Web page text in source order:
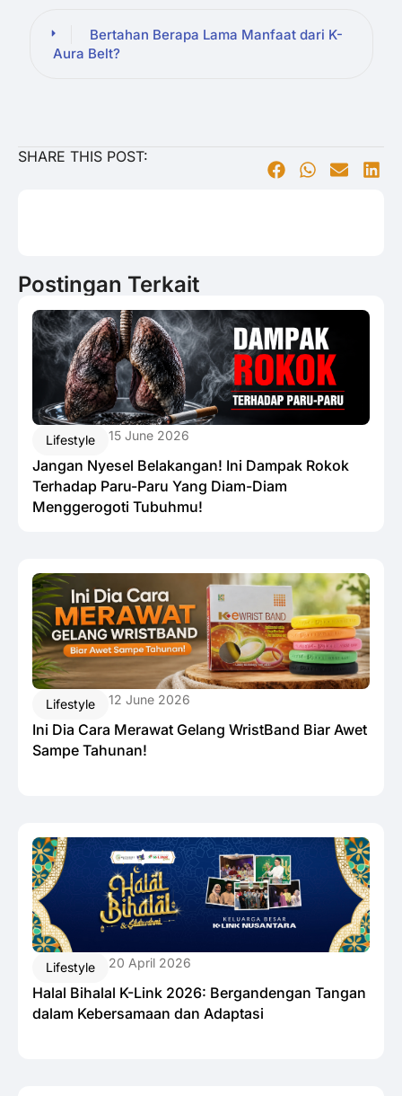
Bertahan Berapa Lama Manfaat dari K-
Aura Belt?
SHARE THIS POST:
Postingan Terkait
Lifestyle 15 June 2026
Jangan Nyesel Belakangan! Ini Dampak Rokok
Terhadap Paru-Paru Yang Diam-Diam
Menggerogoti Tubuhmu!
Lifestyle 12 June 2026
Ini Dia Cara Merawat Gelang WristBand Biar Awet
Sampe Tahunan!
Lifestyle 20 April 2026
Halal Bihalal K-Link 2026: Bergandengan Tangan
dalam Kebersamaan dan Adaptasi